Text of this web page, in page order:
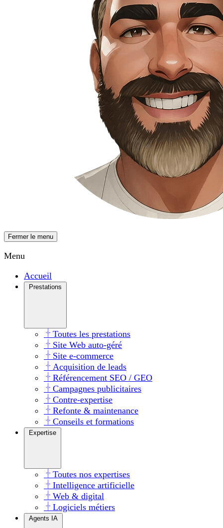
Fermer le menu
Menu
Accueil
Prestations
Toutes les prestations
Site Web auto-géré
Site e-commerce
Acquisition de leads
Référencement SEO / GEO
Campagnes publicitaires
Contre-expertise
Refonte & maintenance
Conseils et formations
Expertise
Toutes nos expertises
Intelligence artificielle
Web & digital
Logiciels métiers
Agents IA